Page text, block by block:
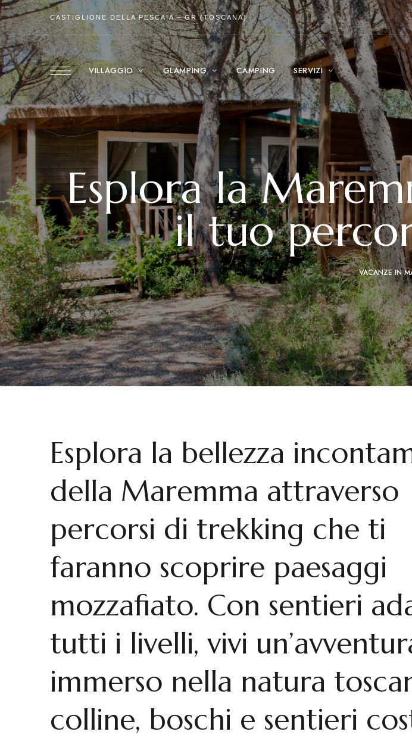
CASTIGLIONE DELLA PESCAIA – GR (TOSCANA)
VILLAGGIO GLAMPING CAMPING SERVIZI
Esplora la
il tuo
VACANZE IN
Esplora la bellezza
della Maremma attraverso
percorsi di trekking che ti
faranno scoprire paesaggi
mozzafiato. Con sentieri
tutti i livelli, vivi
immerso nella natura
colline, boschi e sentieri